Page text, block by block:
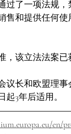
过了一项法规
售和提供任何
，该立法法案已
议长和欧盟理
起3年后适用。
en/